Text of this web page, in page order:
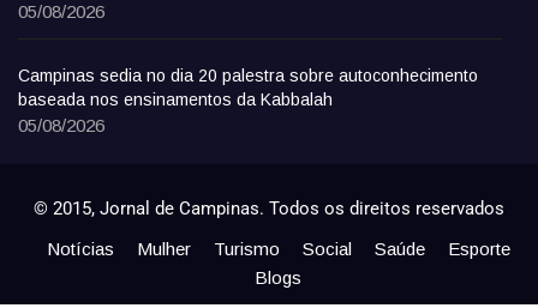
05/08/2026
Campinas sedia no dia 20 palestra sobre autoconhecimento
baseada nos ensinamentos da Kabbalah
05/08/2026
© 2015, Jornal de Campinas. Todos os direitos reservados
Notícias Mulher Turismo Social Saúde
Esporte
Blogs